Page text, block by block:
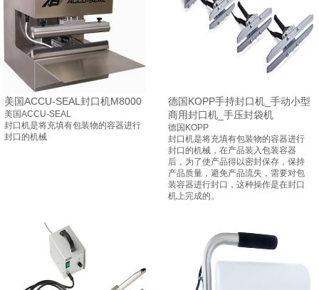
美国ACCU-SEAL封口机M8000
美国ACCU-SEAL
封口机是将充填有包装物的容器进行
封口的机械
德国KOPP手持封口机_手动小型
商用封口机_手压封袋机
德国KOPP
封口机是将充填有包装物的容器进行
封口的机械，在产品装入包装容器
后，为了使产品得以密封保存，保持
产品质量，避免产品流失，需要对包
装容器进行封口，这种操作是在封口
机上完成的。